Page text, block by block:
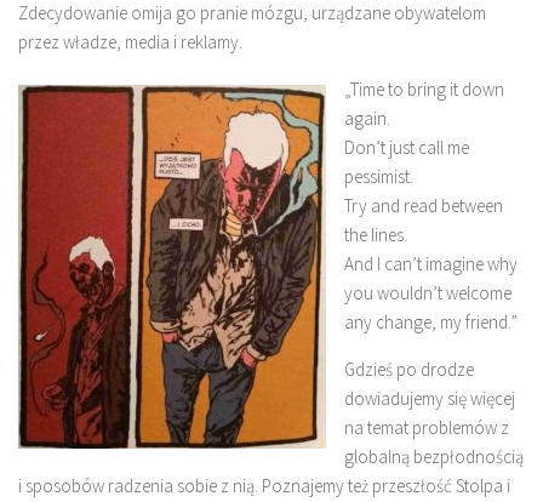
Zdecydowanie omija go pranie mózgu, urządzane obywatelom
przez władze, media i reklamy.
„Time to bring it down
again.
Don’t just call me
pessimist.
Try and read between
the lines.
And I can’t imagine why
you wouldn’t welcome
any change, my friend.”
Gdzieś po drodze
dowiadujemy się więcej
na temat problemów z
globalną bezpłodnością
i sposobów radzenia sobie z nią. Poznajemy też przeszłość Stolpa i